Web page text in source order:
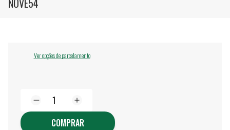
NOVE54
Ver opções de parcelamento
COMPRAR